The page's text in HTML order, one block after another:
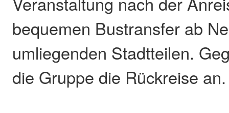
bequemen Bustransfer ab
umliegenden Stadtteilen.
die Gruppe die Rückreise an.